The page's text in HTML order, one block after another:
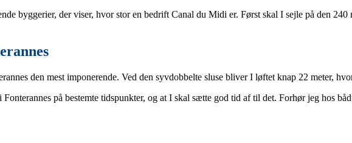
byggerier, der viser, hvor stor en bedrift Canal du Midi er. Først skal I sejle på den
den mest imponerende. Ved den syvdobbelte sluse bliver I løftet knap 22 meter,
på bestemte tidspunkter, og at I skal sætte god tid af til det. Forhør jeg hos